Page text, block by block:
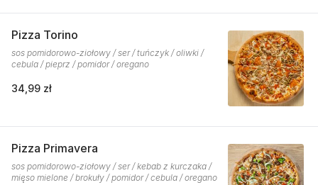
Pizza Torino
sos pomidorowo-ziołowy / ser / tuńczyk / oliwki /
cebula / pieprz / pomidor / oregano
34,99 zł
Pizza Primavera
sos pomidorowo-ziołowy / ser / kebab z kurczaka /
mięso mielone / brokuły / pomidor / cebula / oregano